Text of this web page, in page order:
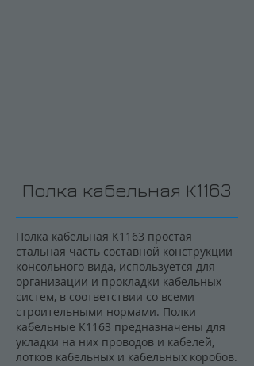
Полка кабельная К1163
Полка кабельная К1163 простая
стальная часть составной конструкции
консольного вида, используется для
организации и прокладки кабельных
систем, в соответствии со всеми
строительными нормами. Полки
кабельные К1163 предназначены для
укладки на них проводов и кабелей,
лотков кабельных и кабельных коробов.